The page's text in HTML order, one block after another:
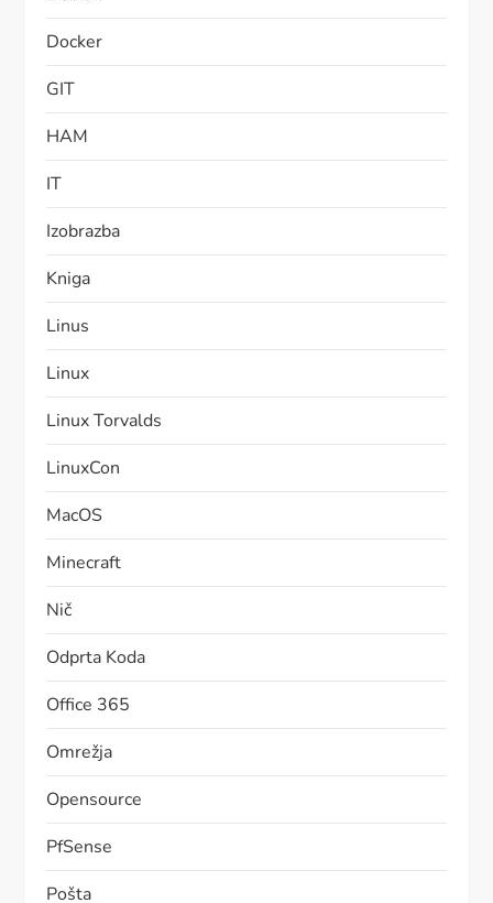
Docker
GIT
HAM
IT
Izobrazba
Kniga
Linus
Linux
Linux Torvalds
LinuxCon
MacOS
Minecraft
Nič
Odprta Koda
Office 365
Omrežja
Opensource
PfSense
Pošta